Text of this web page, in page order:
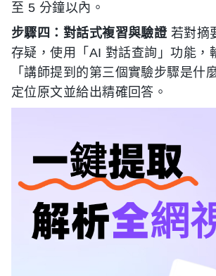
至 5 分鐘以內。
步驟四：對話式複習與驗證若對摘
存疑，使用「AI 對話查詢」功能，
「講師提到的第三個實驗步驟是什
定位原文並給出精確回答。